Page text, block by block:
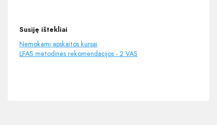
Susiję ištekliai
Nemokami apskaitos kursai
LFAS metodinės rekomendacijos - 2 VAS